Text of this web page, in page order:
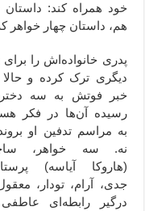
خود همراه کند:
هم، داستان چهار خواهر
پدری خانواده‌اش را
دیگری ترک کرده و
خبر فوتش به سه
رسیده آن‌ها در فکر
به مراسم تدفین او
نه. سه خواهر،
(هاروکا آیاسه)
جدی، آرام، تودار،
درگیر رابطه‌ای عاطفی